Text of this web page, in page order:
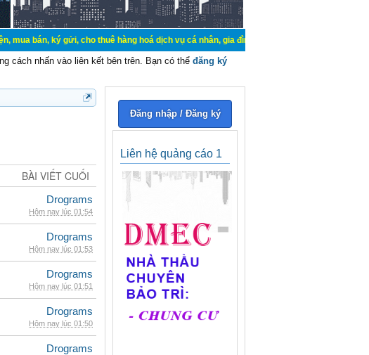
gửi, cho thuê hàng hoá dịch vụ cá nhân, gia đình. Mua bán, ký gửi, cho thuê thiết bị
cách nhấn vào liên kết bên trên. Bạn có thể đăng ký
BÀI VIẾT CUỐI
Drograms
Hôm nay lúc 01:54
Drograms
Hôm nay lúc 01:53
Drograms
Hôm nay lúc 01:51
Drograms
Hôm nay lúc 01:50
Drograms
Đăng nhập / Đăng ký
Liên hệ quảng cáo 1